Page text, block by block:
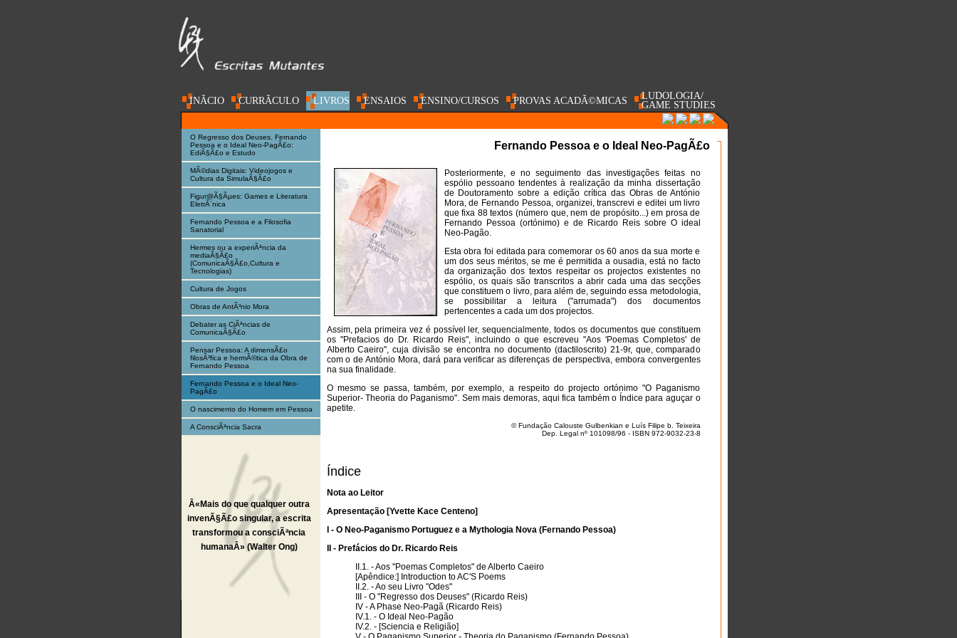
INÃ­CIO CURRÃ­CULO LIVROS ENSAIOS ENSINO/CURSOS PROVAS ACADÃ©MICAS
LUDOLOGIA/
GAME STUDIES
O Regresso dos Deuses. Fernando
Pessoa e o Ideal Neo-PagÃ£o:
EdiÃ§Ã£o e Estudo
MÃ©dias Digitais: Videojogos e
Cultura da SimulaÃ§Ã£o
Figur@Ã§Ãµes: Games e Literatura
EletrÃ´nica
Fernando Pessoa e a Filosofia
Sanatorial
Hermes ou a experiÃªncia da
mediaÃ§Ã£o
(ComunicaÃ§Ã£o,Cultura e
Tecnologias)
Cultura de Jogos
Obras de AntÃ³nio Mora
Debater as CiÃªncias de
ComunicaÃ§Ã£o
Pensar Pessoa: A dimensÃ£o
filosÃ³fica e hermÃ©tica da Obra de
Fernando Pessoa
Fernando Pessoa e o Ideal Neo-
PagÃ£o
O nascimento do Homem em Pessoa
A ConsciÃªncia Sacra
Â«Mais do que qualquer outra
invenÃ§Ã£o singular, a escrita
transformou a consciÃªncia
humanaÂ» (Walter Ong)
Fernando Pessoa e o Ideal Neo-PagÃ£o
Posteriormente, e no seguimento das investigações feitas no
espólio pessoano tendentes à realização da minha dissertação
de Doutoramento sobre a edição crítica das Obras de António
Mora, de Fernando Pessoa, organizei, transcrevi e editei um livro
que fixa 88 textos (número que, nem de propósito...) em prosa de
Fernando Pessoa (ortónimo) e de Ricardo Reis sobre O ideal
Neo-Pagão.
Esta obra foi editada para comemorar os 60 anos da sua morte e
um dos seus méritos, se me é permitida a ousadia, está no facto
da organização dos textos respeitar os projectos existentes no
espólio, os quais são transcritos a abrir cada uma das secções
que constituem o livro, para além de, seguindo essa metodologia,
se possibilitar a leitura ("arrumada") dos documentos
pertencentes a cada um dos projectos.
Assim, pela primeira vez é possível ler, sequencialmente, todos os documentos que constituem
os "Prefacios do Dr. Ricardo Reis", incluindo o que escreveu "Aos 'Poemas Completos' de
Alberto Caeiro", cuja divisão se encontra no documento (dactiloscrito) 21-9r, que, comparado
com o de António Mora, dará para verificar as diferenças de perspectiva, embora convergentes
na sua finalidade.
O mesmo se passa, também, por exemplo, a respeito do projecto ortónimo "O Paganismo
Superior- Theoria do Paganismo". Sem mais demoras, aqui fica também o Índice para aguçar o
apetite.
© Fundação Calouste Gulbenkian e Luís Filipe b. Teixeira
Dep. Legal nº 101098/96 - ISBN 972-9032-23-8
Índice
Nota ao Leitor
Apresentação [Yvette Kace Centeno]
I - O Neo-Paganismo Portuguez e a Mythologia Nova (Fernando Pessoa)
II - Prefácios do Dr. Ricardo Reis
II.1. - Aos "Poemas Completos" de Alberto Caeiro
[Apêndice:] Introduction to AC'S Poems
II.2. - Ao seu Livro "Odes"
III - O "Regresso dos Deuses" (Ricardo Reis)
IV - A Phase Neo-Pagã (Ricardo Reis)
IV.1. - O Ideal Neo-Pagão
IV.2. - [Sciencia e Religião]